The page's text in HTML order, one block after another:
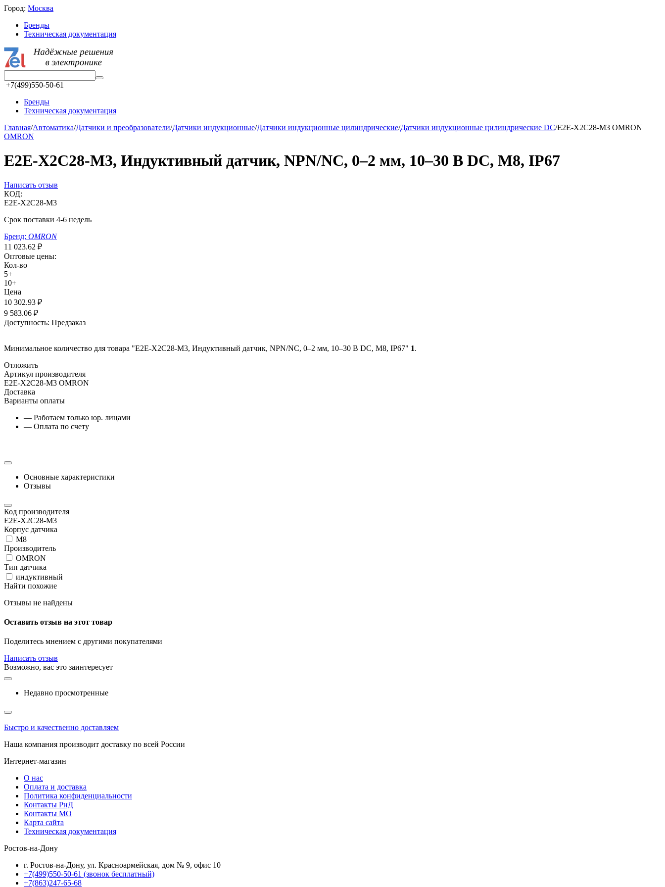
Город: Москва
Бренды
Техническая документация
+7(499)550-50-61
Бренды
Техническая документация
Главная/Автоматика/Датчики и преобразователи/Датчики индукционные/Датчики индукционные цилиндрические/Датчики индукционные цилиндрические DC/E2E-X2C28-M3 OMRON
OMRON
E2E-X2C28-M3, Индуктивный датчик, NPN/NC, 0–2 мм, 10–30 В DC, М8, IP67
Написать отзыв
КОД:
E2E-X2C28-M3
Срок поставки 4-6 недель
Бренд: OMRON
11 023.62 ₽
Оптовые цены:
Кол-во
5+
10+
Цена
10 302.93 ₽
9 583.06 ₽
Доступность: Предзаказ
Минимальное количество для товара "E2E-X2C28-M3, Индуктивный датчик, NPN/NC, 0–2 мм, 10–30 В DC, М8, IP67" 1.
Отложить
Артикул производителя
E2E-X2C28-M3 OMRON
Доставка
Варианты оплаты
— Работаем только юр. лицами
— Оплата по счету
Основные характеристики
Отзывы
Код производителя
E2E-X2C28-M3
Корпус датчика
М8
Производитель
OMRON
Тип датчика
индуктивный
Найти похожие
Отзывы не найдены
Оставить отзыв на этот товар
Поделитесь мнением с другими покупателями
Написать отзыв
Возможно, вас это заинтересует
Недавно просмотренные
Быстро и качественно доставляем
Наша компания производит доставку по всей России
Интернет-магазин
О нас
Оплата и доставка
Политика конфиденциальности
Контакты РнД
Контакты МО
Карта сайта
Техническая документация
Ростов-на-Дону
г. Ростов-на-Дону, ул. Красноармейская, дом № 9, офис 10
+7(499)550-50-61 (звонок бесплатный)
+7(863)247-65-68